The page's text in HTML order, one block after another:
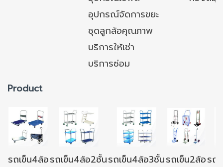
อุปกรณ์จัดการขยะ
ชุดลูกล้อคุณภาพ
บริการให้เช่า
บริการซ่อม
Product
รถเข็น4ล้อรถเข็น4ล้อ2ชั้นรถเข็น4ล้อ3ชั้นรถเข็น2ล้อรถ